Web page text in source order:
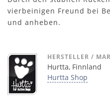
vierbeinigen Freund bei
und anheben.
HERSTELLER /
Hurtta, Finnland
Hurtta Shop